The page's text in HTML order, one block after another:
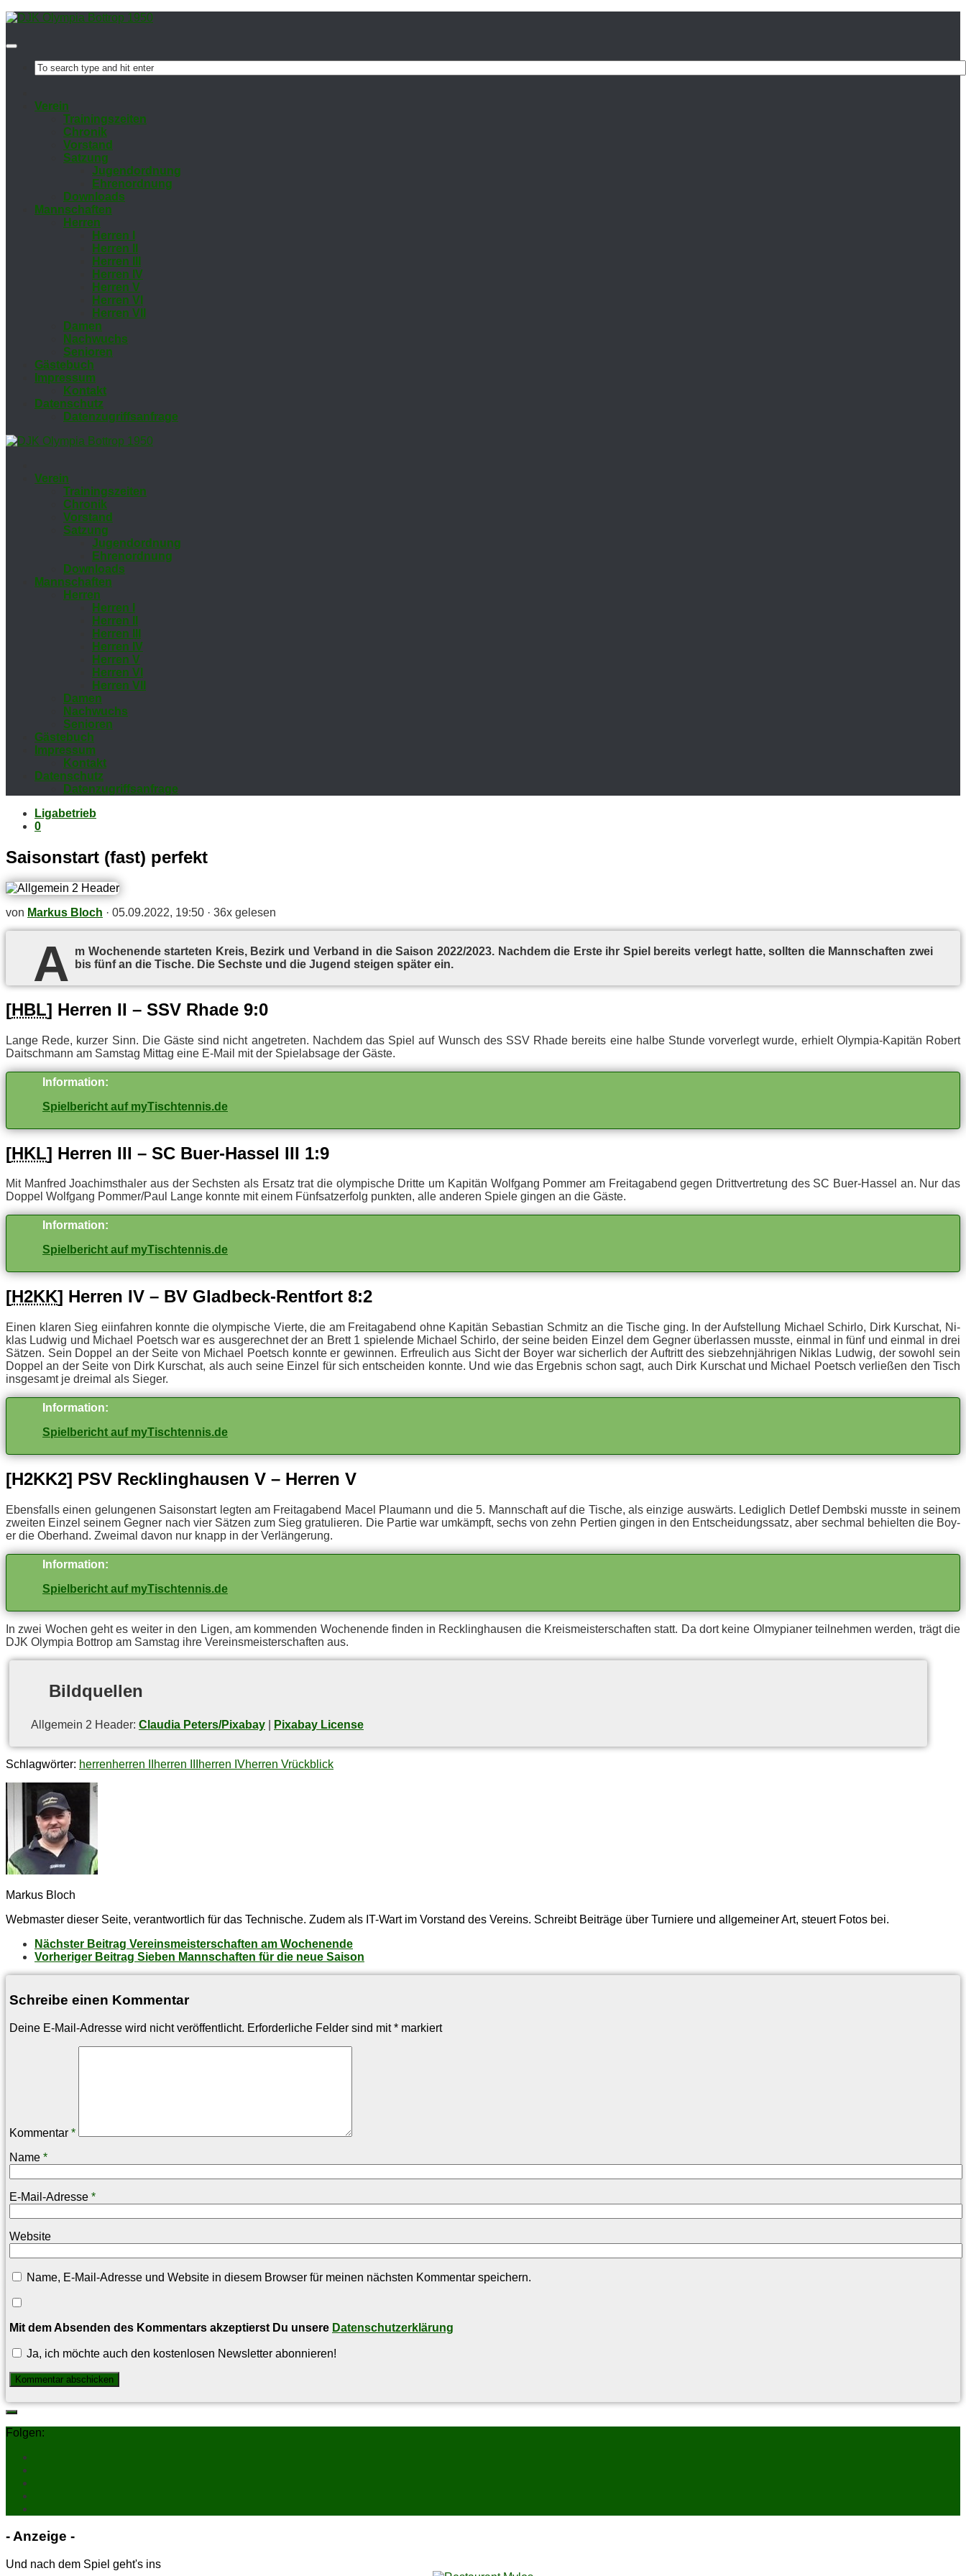
Ver­ein
Trai­nings­zei­ten
Chro­nik
Vor­stand
Sat­zung
Ju­gend­ord­nung
Eh­ren­ord­nung
Down­loads
Mann­schaf­ten
Her­ren
Her­ren I
Her­ren II
Her­ren III
Her­ren IV
Her­ren V
Her­ren VI
Her­ren VII
Da­men
Nach­wuchs
Se­nio­ren
Gäs­te­buch
Im­pres­sum
Kon­takt
Da­ten­schutz
Da­ten­zu­griffs­an­fra­ge
Ver­ein
Trai­nings­zei­ten
Chro­nik
Vor­stand
Sat­zung
Ju­gend­ord­nung
Eh­ren­ord­nung
Down­loads
Mann­schaf­ten
Her­ren
Her­ren I
Her­ren II
Her­ren III
Her­ren IV
Her­ren V
Her­ren VI
Her­ren VII
Da­men
Nach­wuchs
Se­nio­ren
Gäs­te­buch
Im­pres­sum
Kon­takt
Da­ten­schutz
Da­ten­zu­griffs­an­fra­ge
Ligabetrieb
0
Sai­son­start (fast) perfekt
von Markus Bloch · 05.09.2022, 19:50 · 36x gelesen
A m Wo­chen­en­de star­te­ten Kreis, Be­zirk und Ver­band in die Sai­son 2022/2023. Nach­dem die Ers­te ihr Spiel be­reits ver­legt hat­te, soll­ten die Mann­schaf­ten zwei
bis fünf an die Ti­sche. Die Sechs­te und die Ju­gend stei­gen spä­ter ein.
[HBL] Her­ren II – SSV Rha­de 9:0
Lan­ge Rede, kur­zer Sinn. Die Gäs­te sind nicht an­ge­tre­ten. Nach­dem das Spiel auf Wunsch des SSV Rha­de be­reits eine hal­be Stun­de vor­ver­legt wur­de, er­hielt Olym­pia-Ka­pi­tän Ro­bert
Dait­sch­mann am Sams­tag Mit­tag eine E‑Mail mit der Spiel­ab­sa­ge der Gäste.
In­for­ma­ti­on:
Spielbericht auf myTischtennis.de
[HKL] Her­ren III – SC Buer-Has­sel III 1:9
Mit Man­fred Joa­chims­tha­ler aus der Sechs­ten als Er­satz trat die olym­pi­sche Drit­te um Ka­pi­tän Wolf­gang Pom­mer am Frei­tag­abend ge­gen Dritt­ver­tre­tung des SC Buer-Has­sel an. Nur das
Dop­pel Wolf­gang Pommer/​Paul Lan­ge konn­te mit ei­nem Fünf­satz­er­folg punk­ten, alle an­de­ren Spie­le gin­gen an die Gäste.
In­for­ma­ti­on:
Spielbericht auf myTischtennis.de
[H2KK] Her­ren IV – BV Glad­beck-Rent­fort 8:2
Ei­nen kla­ren Sieg ei­in­fah­ren konn­te die olym­pi­sche Vier­te, die am Frei­tag­abend ohne Ka­pi­tän Se­bas­ti­an Schmitz an die Ti­sche ging. In der Auf­stel­lung Mi­cha­el Schir­lo, Dirk Kur­schat, Ni­
klas Lud­wig und Mi­cha­el Po­etsch war es aus­ge­rech­net der an Brett 1 spie­len­de Mi­cha­el Schir­lo, der sei­ne bei­den Ein­zel dem Geg­ner über­las­sen muss­te, ein­mal in fünf und ein­mal in drei
Sät­zen. Sein Dop­pel an der Sei­te von Mi­cha­el Po­etsch konn­te er ge­win­nen. Er­freu­lich aus Sicht der Boy­er war si­cher­lich der Auf­tritt des sieb­zehn­jäh­ri­gen Ni­klas Lud­wig, der so­wohl sein
Dop­pel an der Sei­te von Dirk Kur­schat, als auch sei­ne Ein­zel für sich ent­schei­den konn­te. Und wie das Er­geb­nis schon sagt, auch Dirk Kur­schat und Mi­cha­el Po­etsch ver­lie­ßen den Tisch
ins­ge­samt je drei­mal als Sieger.
In­for­ma­ti­on:
Spielbericht auf myTischtennis.de
[H2KK2] PSV Reck­ling­hau­sen V – Her­ren V
Ebens­falls ei­nen ge­lun­ge­nen Sai­son­start leg­ten am Frei­tag­abend Macel Plau­mann und die 5. Mann­schaft auf die Ti­sche, als ein­zi­ge aus­wärts. Le­dig­lich Det­lef Demb­ski muss­te in sei­nem
zwei­ten Ein­zel sei­nem Geg­ner nach vier Sät­zen zum Sieg gra­tu­lie­ren. Die Par­tie war um­kämpft, sechs von zehn Per­tien gin­gen in den Ent­schei­dungs­satz, aber sech­mal be­hiel­ten die Boy­
er die Ober­hand. Zwei­mal da­von nur knapp in der Verlängerung.
In­for­ma­ti­on:
Spielbericht auf myTischtennis.de
In zwei Wo­chen geht es wei­ter in den Li­gen, am kom­men­den Wo­chen­en­de fin­den in Reck­ling­hau­sen die Kreis­meis­ter­schaf­ten statt. Da dort kei­ne Ol­my­pia­ner teil­neh­men wer­den, trägt die
DJK Olym­pia Bot­trop am Sams­tag ihre Ver­eins­meis­ter­schaf­ten aus.
Bild­quel­len
All­ge­mein 2 Hea­der: Claudia Peters/Pixabay Pixabay License
Schlagwörter: herrenherren II herren III herren IVherren Vrückblick
Markus Bloch
Webmaster dieser Seite, verantwortlich für das Technische. Zudem als IT-Wart im Vorstand des Vereins. Schreibt Beiträge über Turniere und allgemeiner Art, steuert Fotos bei.
Nächster Beitrag Ver­eins­meis­ter­schaf­ten am Wochenende
Vorheriger Beitrag Sie­ben Mann­schaf­ten für die neue Saison
Schreibe einen Kommentar
Deine E-Mail-Adresse wird nicht veröffentlicht. Erforderliche Felder sind mit* markiert
Kommentar *
Name *
E-Mail-Adresse *
Website
Name, E-Mail-Adresse und Website in diesem Browser für meinen nächsten Kommentar speichern.
Mit dem Absenden des Kommentars akzeptierst Du unsere Datenschutzerklärung
Ja, ich möchte auch den kostenlosen Newsletter abonnieren!
Folgen:
- An­zei­ge -
Und nach dem Spiel geht's ins